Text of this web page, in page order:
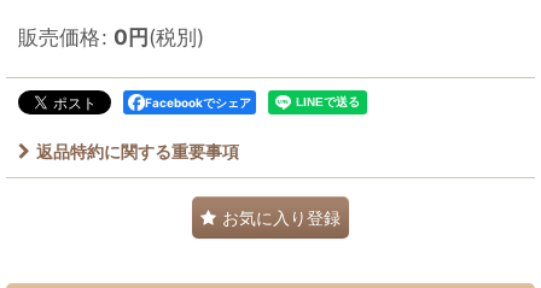
販売価格: 0円(税別)
Facebookでシェア
返品特約に関する重要事項
お気に入り登録